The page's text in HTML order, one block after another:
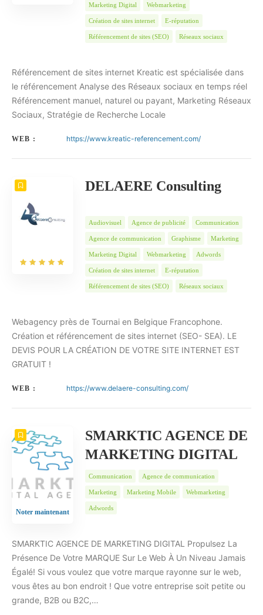
Marketing Digital Webmarketing
Création de sites internet E-réputation
Référencement de sites (SEO) Réseaux sociaux
Référencement de sites internet Kreatic est spécialisée dans
le référencement Analyse des Réseaux sociaux en temps réel
Référencement manuel, naturel ou payant, Marketing Réseaux
Sociaux, Stratégie de Recherche Locale
WEB : https://www.kreatic-referencement.com/
DELAERE Consulting
Audiovisuel Agence de publicité Communication
Agence de communication Graphisme Marketing
Marketing Digital Webmarketing Adwords
Création de sites internet E-réputation
Référencement de sites (SEO) Réseaux sociaux
Webagency près de Tournai en Belgique Francophone.
Création et référencement de sites internet (SEO- SEA). LE
DEVIS POUR LA CRÉATION DE VOTRE SITE INTERNET EST
GRATUIT !
WEB : https://www.delaere-consulting.com/
Noter maintenant
SMARKTIC AGENCE DE
MARKETING DIGITAL
Communication Agence de communication
Marketing Marketing Mobile Webmarketing
Adwords
SMARKTIC AGENCE DE MARKETING DIGITAL Propulsez La
Présence De Votre MARQUE Sur Le Web À Un Niveau Jamais
Égalé! Si vous voulez que votre marque rayonne sur le web,
vous êtes au bon endroit ! Que votre entreprise soit petite ou
grande, B2B ou B2C,…